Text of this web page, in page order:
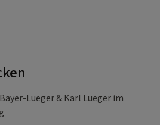
Lueger & Karl Lueger im